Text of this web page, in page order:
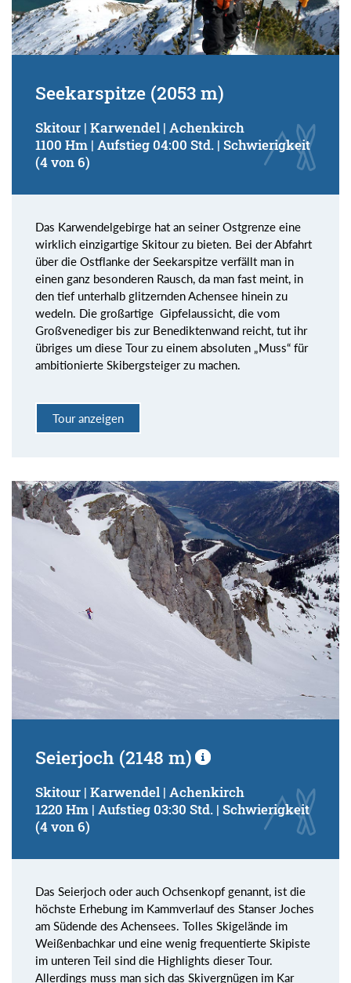
Seekarspitze (2053 m)
Skitour | Karwendel | Achenkirch
1100 Hm | Aufstieg 04:00 Std. | Schwierigkeit
(4 von 6)
Das Karwendelgebirge hat an seiner Ostgrenze eine
wirklich einzigartige Skitour zu bieten. Bei der Abfahrt
über die Ostflanke der Seekarspitze verfällt man in
einen ganz besonderen Rausch, da man fast meint, in
den tief unterhalb glitzernden Achensee hinein zu
wedeln. Die großartige Gipfelaussicht, die vom
Großvenediger bis zur Benediktenwand reicht, tut ihr
übriges um diese Tour zu einem absoluten „Muss“ für
ambitionierte Skibergsteiger zu machen.
Tour anzeigen
Seierjoch (2148 m)
Skitour | Karwendel | Achenkirch
1220 Hm | Aufstieg 03:30 Std. | Schwierigkeit
(4 von 6)
Das Seierjoch oder auch Ochsenkopf genannt, ist die
höchste Erhebung im Kammverlauf des Stanser Joches
am Südende des Achensees. Tolles Skigelände im
Weißenbachkar und eine wenig frequentierte Skipiste
im unteren Teil sind die Highlights dieser Tour.
Allerdings muss man sich das Skivergnügen im Kar